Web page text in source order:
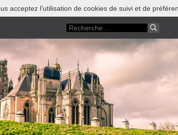
acceptez l’utilisation de cookies de suivi et de